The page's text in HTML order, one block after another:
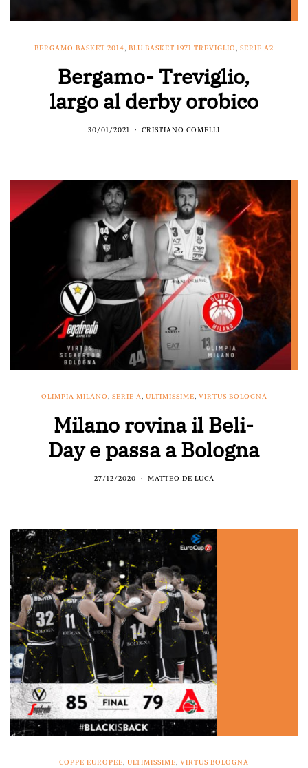
BERGAMO BASKET 2014, BLU BASKET 1971 TREVIGLIO, SERIE A2
Bergamo- Treviglio,
largo al derby orobico
30/01/2021 CRISTIANO COMELLI
OLIMPIA MILANO, SERIE A, ULTIMISSIME, VIRTUS BOLOGNA
Milano rovina il Beli-
Day e passa a Bologna
27/12/2020 MATTEO DE LUCA
COPPE EUROPEE, ULTIMISSIME, VIRTUS BOLOGNA